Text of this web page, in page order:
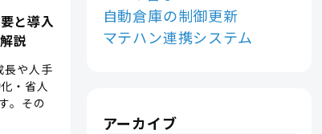
と導入
説
長や人手
・省人
。その
自動倉庫の制御更新
マテハン連携システム
アーカイブ